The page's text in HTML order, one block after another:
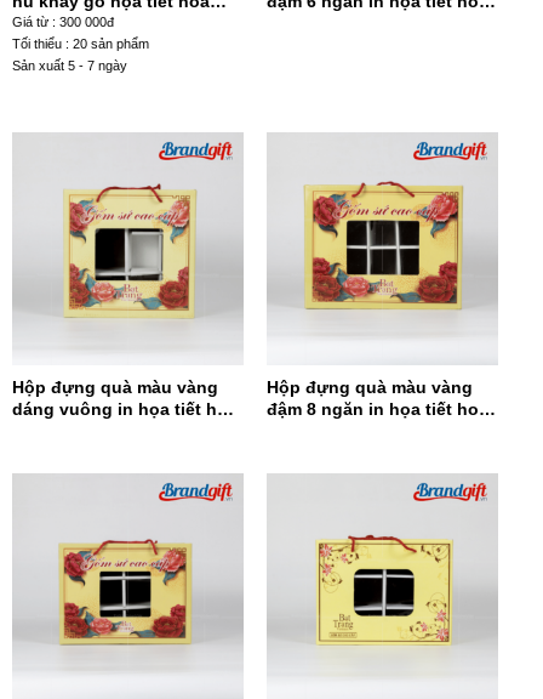
đào cam KM-02
Giá từ : 300 000đ
Tối thiểu : 20 sản phẩm
Sản xuất 5 - 7 ngày
Hộp đựng quà màu vàng
dáng vuông in họa tiết hoa
Hộp đựng quà màu vàng
đậm 8 ngăn in họa tiết hoa